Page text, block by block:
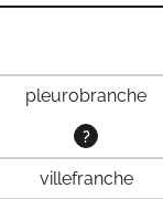
pleurobranche
?
villefranche